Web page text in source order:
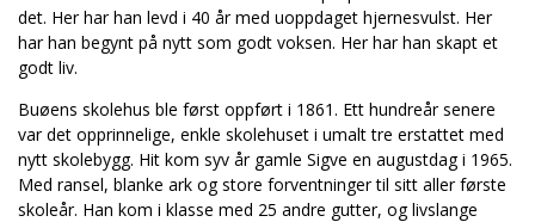
det. Her har han levd i 40 år med uoppdaget hjernesvulst. Her
har han begynt på nytt som godt voksen. Her har han skapt et
godt liv.
Buøens skolehus ble først oppført i 1861. Ett hundreår senere
var det opprinnelige, enkle skolehuset i umalt tre erstattet med
nytt skolebygg. Hit kom syv år gamle Sigve en augustdag i 1965.
Med ransel, blanke ark og store forventninger til sitt aller første
skoleår. Han kom i klasse med 25 andre gutter, og livslange